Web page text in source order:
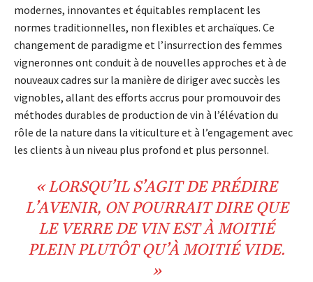
modernes, innovantes et équitables remplacent les
normes traditionnelles, non flexibles et archaïques. Ce
changement de paradigme et l’insurrection des femmes
vigneronnes ont conduit à de nouvelles approches et à de
nouveaux cadres sur la manière de diriger avec succès les
vignobles, allant des efforts accrus pour promouvoir des
méthodes durables de production de vin à l’élévation du
rôle de la nature dans la viticulture et à l’engagement avec
les clients à un niveau plus profond et plus personnel.
« LORSQU’IL S’AGIT DE PRÉDIRE
L’AVENIR, ON POURRAIT DIRE QUE
LE VERRE DE VIN EST À MOITIÉ
PLEIN PLUTÔT QU’À MOITIÉ VIDE.
»